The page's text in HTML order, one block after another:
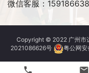
微信客服：
Copyright © 2022 广州市
2021086626号
粤公网
phone email